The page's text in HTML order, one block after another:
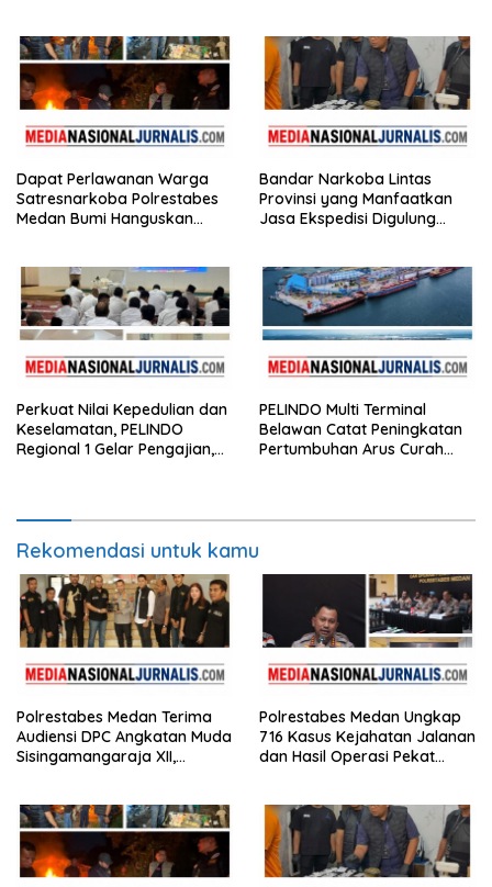
Dapat Perlawanan Warga
Satresnarkoba Polrestabes
Medan Bumi Hanguskan
Bandar Narkoba Lintas
Provinsi yang Manfaatkan
Jasa Ekspedisi Digulung
Perkuat Nilai Kepedulian dan
Keselamatan, PELINDO
Regional 1 Gelar Pengajian,
PELINDO Multi Terminal
Belawan Catat Peningkatan
Pertumbuhan Arus Curah
Rekomendasi untuk kamu
Polrestabes Medan Terima
Audiensi DPC Angkatan Muda
Sisingamangaraja XII,
Polrestabes Medan Ungkap
716 Kasus Kejahatan Jalanan
dan Hasil Operasi Pekat